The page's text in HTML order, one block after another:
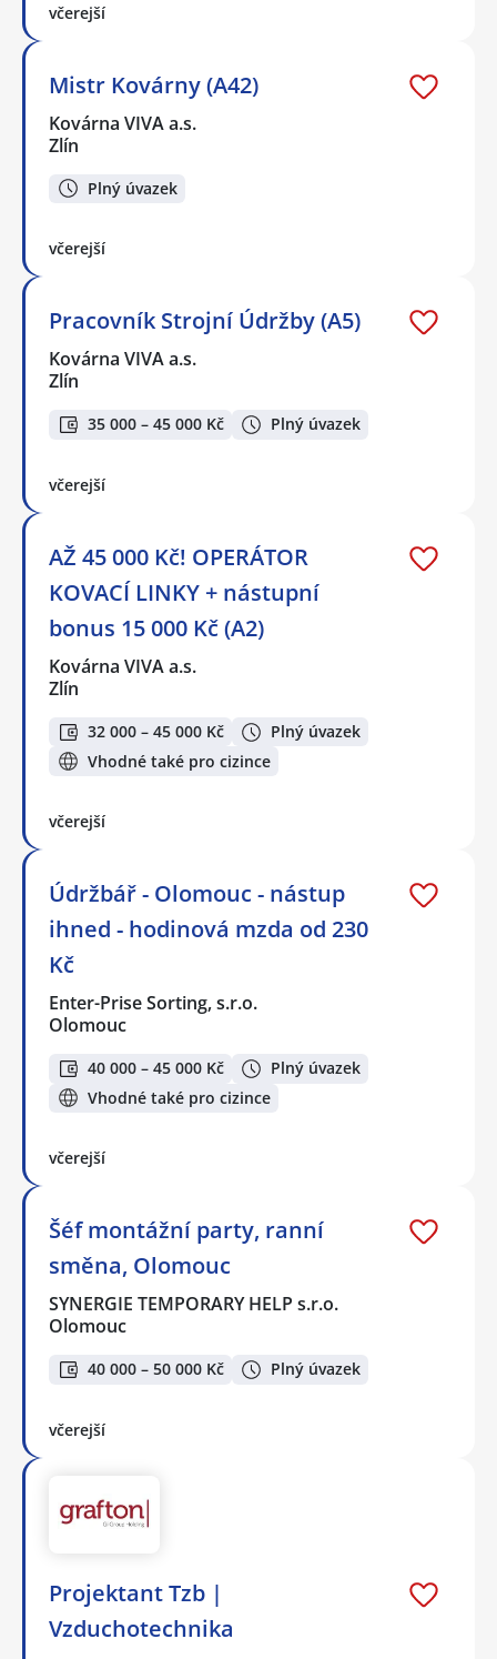
včerejší
Mistr Kovárny (A42)
Kovárna VIVA a.s.
Zlín
Plný úvazek
včerejší
Pracovník Strojní Údržby (A5)
Kovárna VIVA a.s.
Zlín
35 000 – 45 000 Kč Plný úvazek
včerejší
AŽ 45 000 Kč! OPERÁTOR
KOVACÍ LINKY + nástupní
bonus 15 000 Kč (A2)
Kovárna VIVA a.s.
Zlín
32 000 – 45 000 Kč
Plný úvazek
Vhodné také pro cizince
včerejší
Údržbář - Olomouc - nástup
ihned - hodinová mzda od 230
Kč
Enter-Prise Sorting, s.r.o.
Olomouc
40 000 – 45 000 Kč
Plný úvazek
Vhodné také pro cizince
včerejší
Šéf montážní party, ranní
směna, Olomouc
SYNERGIE TEMPORARY HELP s.r.o.
Olomouc
40 000 – 50 000 Kč Plný úvazek
včerejší
Projektant Tzb |
Vzduchotechnika